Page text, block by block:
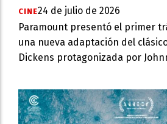
CINE24 de julio de 2026
Paramount presentó el primer
una nueva adaptación del
Dickens protagonizada por